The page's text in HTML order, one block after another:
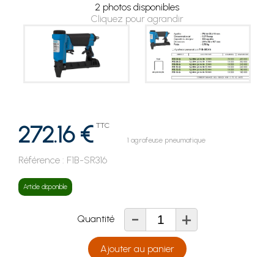
2 photos disponibles
Cliquez pour agrandir
272.16 € TTC
1 agrafeuse pneumatique
Référence : F1B-SR316
Article disponible
Quantité - +
Ajouter au panier